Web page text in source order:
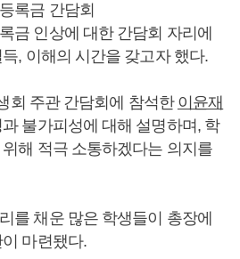
록금 간담회
금 인상에 대한 간담회 자리에
, 이해의 시간을 갖고자 했다.
회 주관 간담회에 참석한 이윤재
불가피성에 대해 설명하며, 학
해 적극 소통하겠다는 의지를
를 채운 많은 학생들이 총장에
마련됐다.